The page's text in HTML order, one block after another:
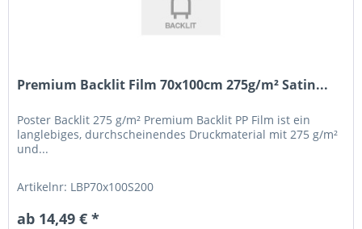
Premium Backlit Film 70x100cm 275g/m² Satin...
Poster Backlit 275 g/m² Premium Backlit PP Film ist ein
langlebiges, durchscheinendes Druckmaterial mit 275 g/m²
und...
Artikelnr: LBP70x100S200
ab 14,49 € *